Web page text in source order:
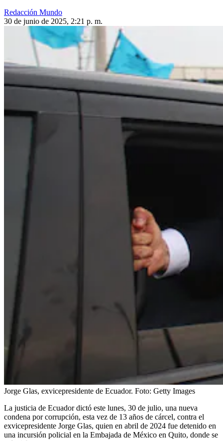
Redacción Mundo
30 de junio de 2025, 2:21 p. m.
Jorge Glas, exvicepresidente de Ecuador. Foto: Getty Images
La justicia de Ecuador dictó este lunes, 30 de julio, una nueva
condena por corrupción, esta vez de 13 años de cárcel, contra el
exvicepresidente Jorge Glas, quien en abril de 2024 fue detenido en
una incursión policial en la Embajada de México en Quito, donde se